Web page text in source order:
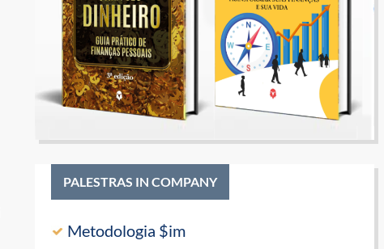
PALESTRAS IN COMPANY
Metodologia $im